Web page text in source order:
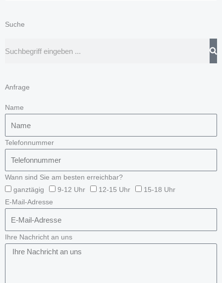
Suche
Anfrage
Name
Telefonnummer
Wann sind Sie am besten erreichbar?
ganztägig
9-12 Uhr 12-15 Uhr
15-18 Uhr
E-Mail-Adresse
Ihre Nachricht an uns